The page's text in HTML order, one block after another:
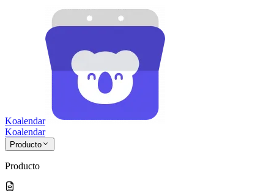
Koalendar
Koalendar
Producto
Producto